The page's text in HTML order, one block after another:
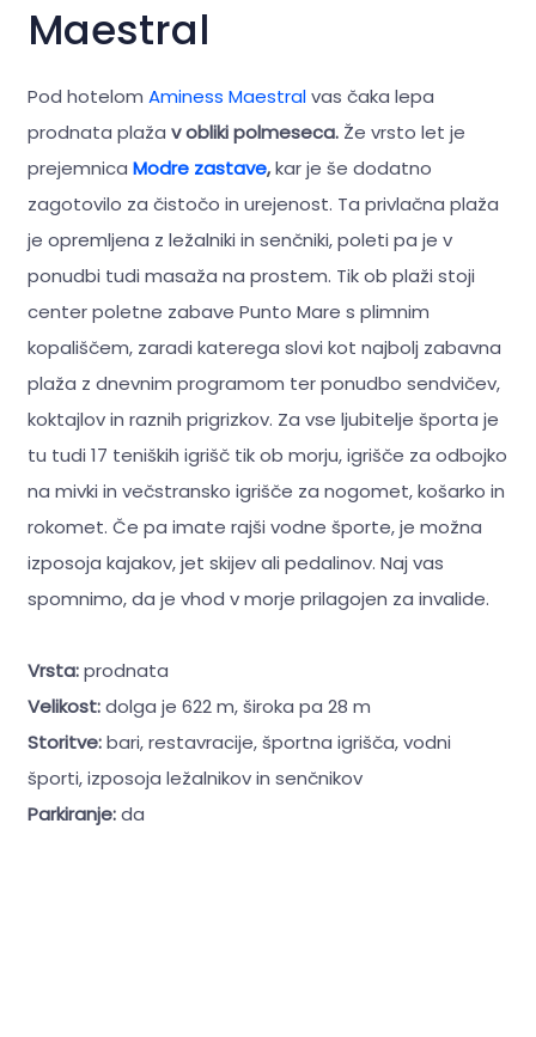
Maestral
Pod hotelom Aminess Maestralvas čaka lepa
prodnata plaža v obliki polmeseca.Že vrsto let je
prejemnica Modre zastave,kar je še dodatno
zagotovilo za čistočo in urejenost. Ta privlačna plaža
je opremljena z ležalniki in senčniki, poleti pa je v
ponudbi tudi masaža na prostem. Tik ob plaži stoji
center poletne zabave Punto Mare s plimnim
kopališčem, zaradi katerega slovi kot najbolj zabavna
plaža z dnevnim programom ter ponudbo sendvičev,
koktajlov in raznih prigrizkov. Za vse ljubitelje športa je
tu tudi 17 teniških igrišč tik ob morju, igrišče za odbojko
na mivki in večstransko igrišče za nogomet, košarko in
rokomet. Če pa imate rajši vodne športe, je možna
izposoja kajakov, jet skijev ali pedalinov. Naj vas
spomnimo, da je vhod v morje prilagojen za invalide.
Vrsta:prodnata
Velikost:dolga je 622 m, široka pa 28 m
Storitve:bari, restavracije, športna igrišča, vodni
športi, izposoja ležalnikov in senčnikov
Parkiranje:da